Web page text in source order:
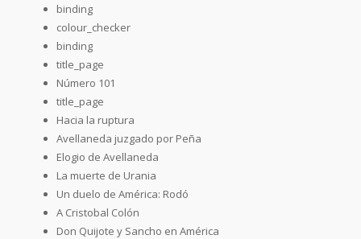
binding
colour_checker
binding
title_page
Número 101
title_page
Hacia la ruptura
Avellaneda juzgado por Peña
Elogio de Avellaneda
La muerte de Urania
Un duelo de América: Rodó
A Cristobal Colón
Don Quijote y Sancho en América